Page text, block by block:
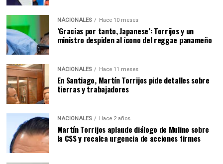
NACIONALES Hace 10 meses
‘Gracias por tanto, Japanese’: Torrijos y un
ministro despiden al ícono del reggae panameño
NACIONALES Hace 11 meses
En Santiago, Martín Torrijos pide detalles sobre
tierras y trabajadores
NACIONALES Hace 2 años
Martín Torrijos aplaude diálogo de Mulino sobre
la CSS y recalca urgencia de acciones firmes